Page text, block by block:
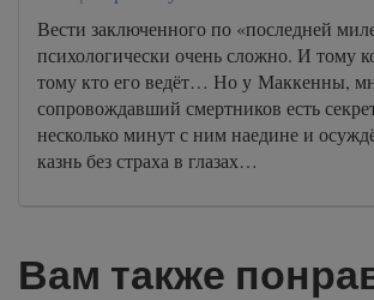
Вести заключенного по «последней
психологически очень сложно. И тому
тому кто его ведёт… Но у Маккенны,
сопровождавший смертников есть
несколько минут с ним наедине и
казнь без страха в глазах…
Вам также